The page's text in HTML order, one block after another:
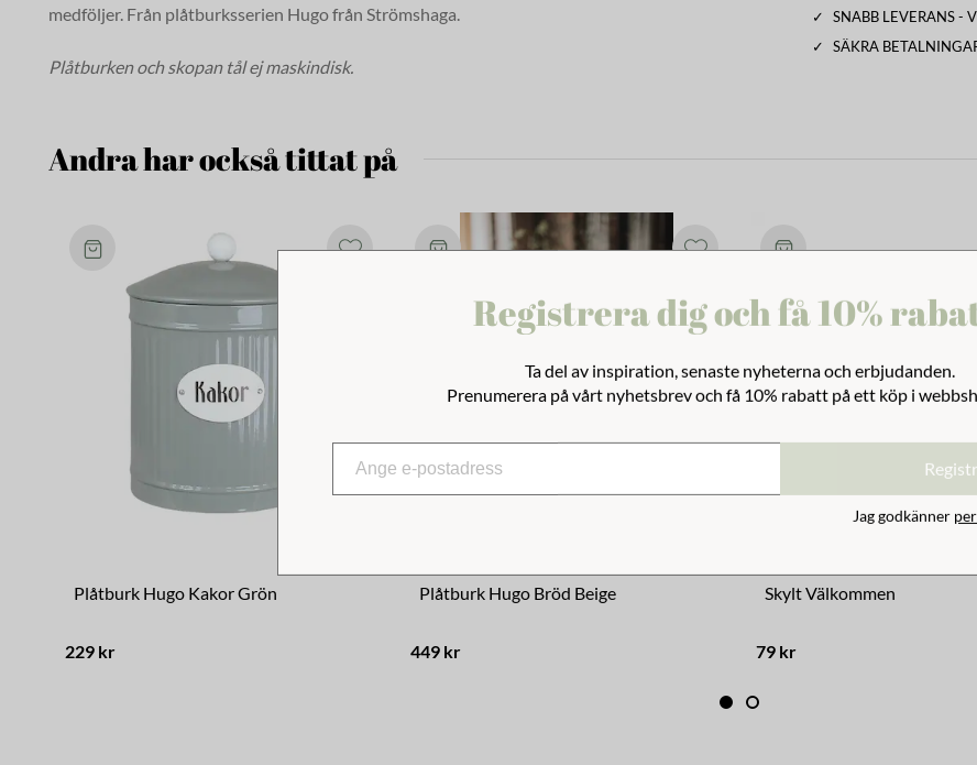
medföljer. Från plåtburksserien Hugo från Strömshaga.
Plåtburken och skopan tål ej maskindisk.
✓
SNABB LEVERANS -
✓
SÄKRA
Andra har också tittat på
Plåtburk Hugo Kakor Grön
229 kr
Plåtburk Hugo Bröd Beige
449 kr
Skylt Välkommen
79 kr
Registrera dig och få 10%
Ta del av inspiration, senaste nyheterna och erbjudanden.
Prenumerera på vårt nyhetsbrev och få 10% rabatt på ett köp i
Jag godkänner